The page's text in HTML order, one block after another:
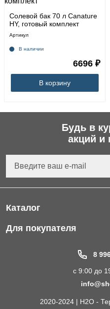
Солевой бак 70 л Canature
HY, готовый комплект
Артикул
В наличии
6696 ₽
В корзину
Будь в
акций и
Каталог
Фильтры для питьевой воды
Электрические Обогреватели
Для покупателя
8
с 9:00 до
2020-2024 | H2O -